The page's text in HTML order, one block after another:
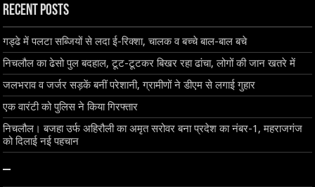
Recent Posts
गड्ढे में पलटा सब्जियों से लदा ई-रिक्शा, चालक व बच्चे बाल-बाल बचे
निचलौल का ढेसो पुल बदहाल, टूट-टूटकर बिखर रहा ढांचा, लोगों की जान खतरे में
जलभराव व जर्जर सड़कें बनीं परेशानी, ग्रामीणों ने डीएम से लगाई गुहार
एक वारंटी को पुलिस ने किया गिरफ्तार
निचलौल। बजहा उर्फ अहिरौली का अमृत सरोवर बना प्रदेश का नंबर-1, महराजगंज
को दिलाई नई पहचान
–